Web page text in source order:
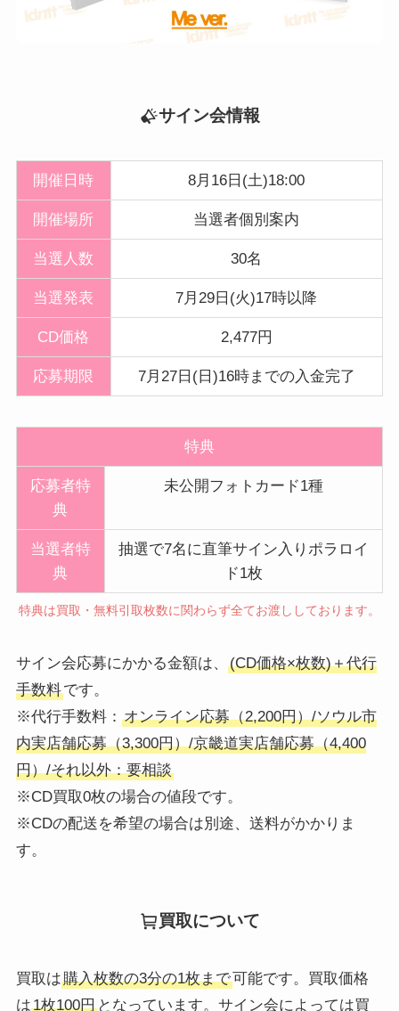
サイン会情報
開催日時 8月16日(土)18:00
開催場所 当選者個別案内
当選人数 30名
当選発表 7月29日(火)17時以降
CD価格 2,477円
応募期限 7月27日(日)16時までの入金完了
特典
応募者特
典
未公開フォトカード1種
当選者特
典
抽選で7名に直筆サイン入りポラロイ
ド1枚
特典は買取・無料引取枚数に関わらず全てお渡ししております。
サイン会応募にかかる金額は、
(CD価格×枚数)＋代行
手数料です。
※代行手数料： オンライン応募（2,200円）/ソウル市
内実店舗応募（3,300円）/京畿道実店舗応募（4,400
円）/それ以外：要相談
※CD買取0枚の場合の値段です。
※CDの配送を希望の場合は別途、送料がかかりま
す。
買取について
買取は購入枚数の3分の1枚まで可能です。買取価格
は1枚100円となっています。サイン会によっては買